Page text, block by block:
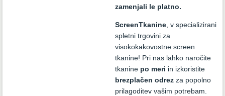
zamenjali le platno.
ScreenTkanine , v specializirani
spletni trgovini za
visokokakovostne screen
tkanine! Pri nas lahko naročite
tkanine po meri in izkoristite
brezplačen odrez za popolno
prilagoditev vašim potrebam.